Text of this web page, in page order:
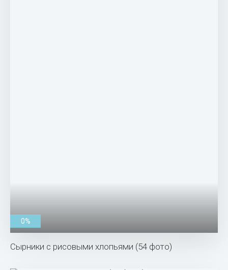
0%
Сырники с рисовыми хлопьями (54 фото)